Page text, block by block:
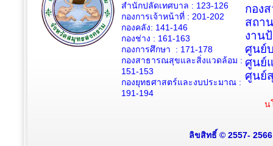
สำนักปลัดเทศบาล : 123-126
กองการเจ้าหน้าที่ : 201-202
กองคลัง: 141-146
กองช่าง : 161-163
กองการศึกษา : 171-178
กองสาธารณสุขและสิ่งแวดล้อม :
151-153
กองยุทธศาสตร์และงบประมาณ :
191-194
กอง
สถา
งาน
ศูนย์
ศูนย์
ศูนย์
น
ลิขสิทธิ์ © 2557-